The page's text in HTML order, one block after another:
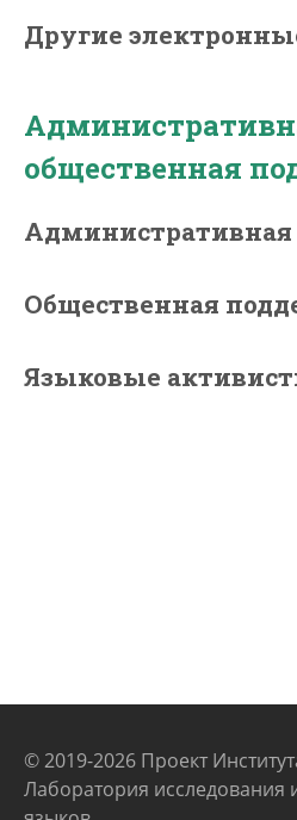
Другие
общественная
Общественная
Языковые
© 2019-2026 Проект
Лаборатория исследования